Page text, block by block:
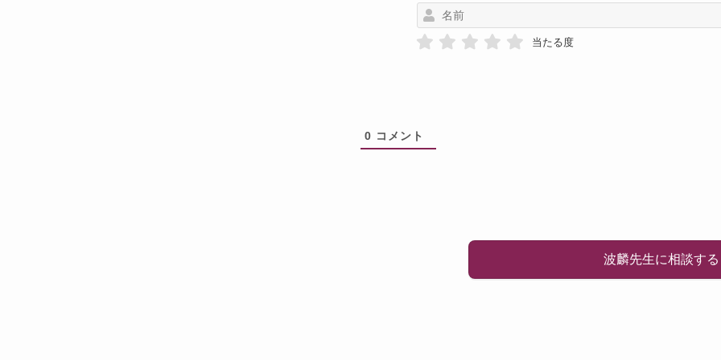
当たる度
0 コメント
波麟先生に相談する